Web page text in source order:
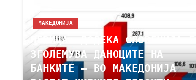
МАКЕДОНИЈА
ЛЕВИЦА: ДОДЕКА СЛОВЕНИЈА ГИ
ЗГОЛЕМУВА ДАНОЦИТЕ НА
БАНКИТЕ – ВО МАКЕДОНИЈА